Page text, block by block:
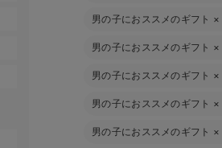
男の子におススメのギフト ×
男の子におススメのギフト ×
男の子におススメのギフト ×
男の子におススメのギフト ×
男の子におススメのギフト ×